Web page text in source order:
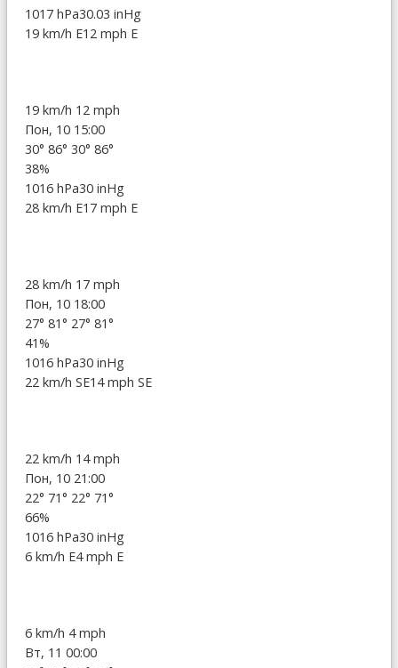
1017 hPa30.03 inHg
19 km/h E12 mph E
19 km/h 12 mph
Пон, 10 15:00
30° 86° 30° 86°
38%
1016 hPa30 inHg
28 km/h E17 mph E
28 km/h 17 mph
Пон, 10 18:00
27° 81° 27° 81°
41%
1016 hPa30 inHg
22 km/h SE14 mph SE
22 km/h 14 mph
Пон, 10 21:00
22° 71° 22° 71°
66%
1016 hPa30 inHg
6 km/h E4 mph E
6 km/h 4 mph
Вт, 11 00:00